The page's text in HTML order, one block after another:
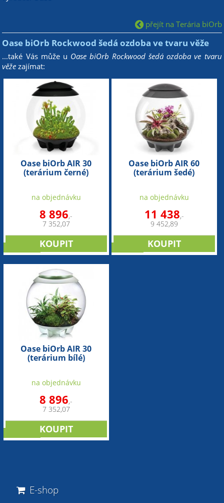
přejít na Terária biOrb
Oase biOrb Rockwood šedá ozdoba ve tvaru věže
...také Vás může u Oase biOrb Rockwood šedá ozdoba ve tvaru
věže zajímat:
Oase biOrb AIR 30
(terárium černé)
na objednávku
8 896,-
7 352,07
Oase biOrb AIR 60
(terárium šedé)
na objednávku
11 438,-
9 452,89
Oase biOrb AIR 30
(terárium bílé)
na objednávku
8 896,-
7 352,07
E-shop